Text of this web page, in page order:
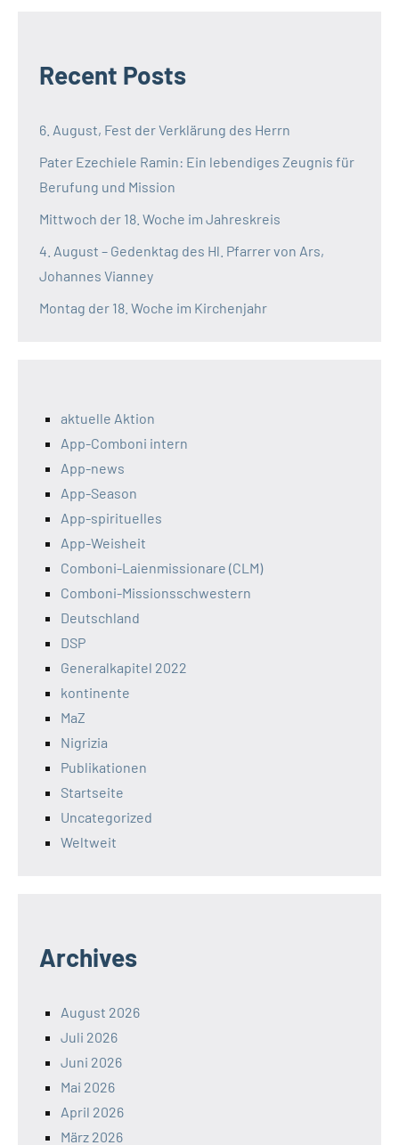
Recent Posts
6. August, Fest der Verklärung des Herrn
Pater Ezechiele Ramin: Ein lebendiges Zeugnis für
Berufung und Mission
Mittwoch der 18. Woche im Jahreskreis
4. August – Gedenktag des Hl. Pfarrer von Ars,
Johannes Vianney
Montag der 18. Woche im Kirchenjahr
aktuelle Aktion
App-Comboni intern
App-news
App-Season
App-spirituelles
App-Weisheit
Comboni-Laienmissionare (CLM)
Comboni-Missionsschwestern
Deutschland
DSP
Generalkapitel 2022
kontinente
MaZ
Nigrizia
Publikationen
Startseite
Uncategorized
Weltweit
Archives
August 2026
Juli 2026
Juni 2026
Mai 2026
April 2026
März 2026